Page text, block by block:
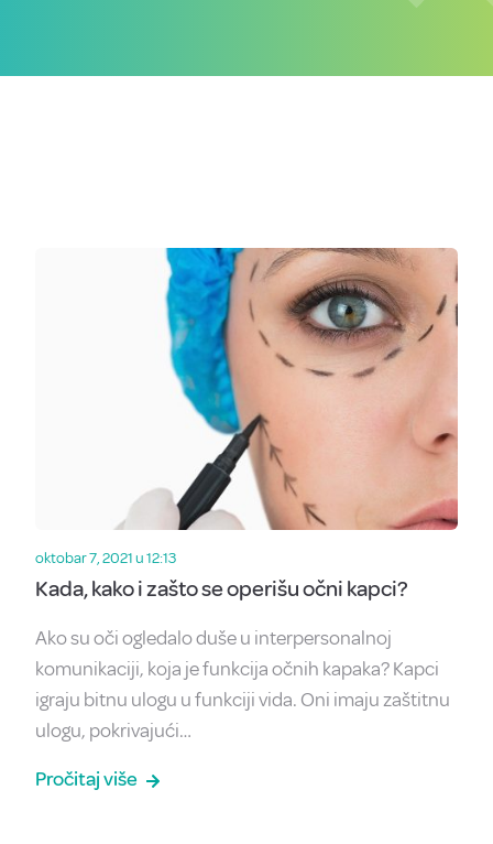
oktobar 7, 2021 u 12:13
Kada, kako i zašto se operišu očni kapci?
Ako su oči ogledalo duše u interpersonalnoj
komunikaciji, koja je funkcija očnih kapaka? Kapci
igraju bitnu ulogu u funkciji vida. Oni imaju zaštitnu
ulogu, pokrivajući…
Pročitaj više